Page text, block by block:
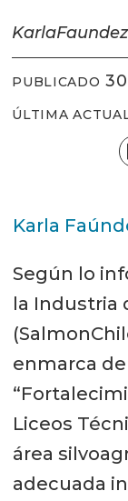
KarlaFaundez
PUBLICADO
ÚLTIMA
Karla
Según lo
la Industria
enmarca
Liceos
área
adecuada